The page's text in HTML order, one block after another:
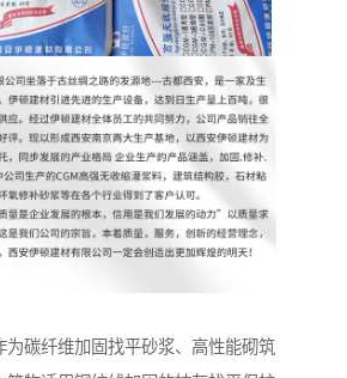
为碳纤维加固找平砂浆、高性能砌筑